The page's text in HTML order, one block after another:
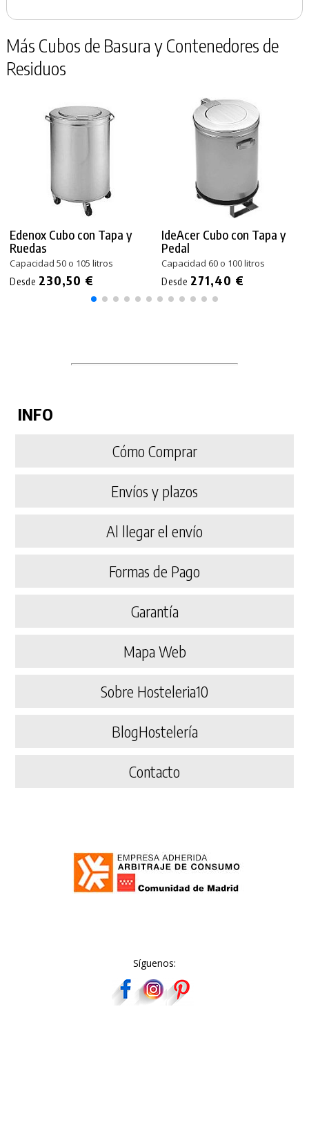
Más Cubos de Basura y Contenedores de
Residuos
Edenox Cubo con Tapa y
Ruedas
Capacidad 50 o 105 litros
Desde 230,50 €
IdeAcer Cubo con Tapa y
Pedal
Capacidad 60 o 100 litros
Desde 271,40 €
INFO
Cómo Comprar
Envíos y plazos
Al llegar el envío
Formas de Pago
Garantía
Mapa Web
Sobre Hosteleria10
BlogHostelería
Contacto
Síguenos: